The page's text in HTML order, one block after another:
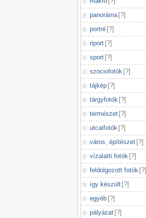
panoráma [?]
portré [?]
riport [?]
sport [?]
szociofotók [?]
tájkép [?]
tárgyfotók [?]
természet [?]
utcaifotók [?]
város, építészet [?]
vízalatti fotók [?]
feldolgozott fotók [?]
így készült [?]
egyéb [?]
pályázat [?]